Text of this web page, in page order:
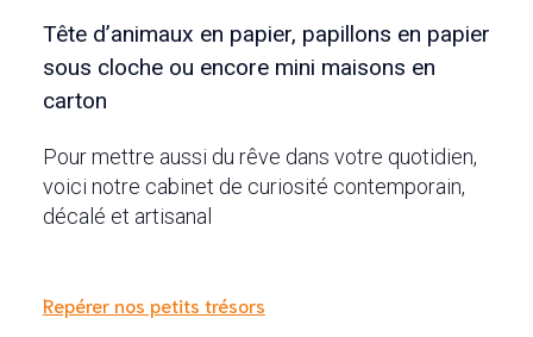
Tête d’animaux en papier, papillons en papier
sous cloche ou encore mini maisons en
carton
Pour mettre aussi du rêve dans votre quotidien,
voici notre cabinet de curiosité contemporain,
décalé et artisanal
Repérer nos petits trésors